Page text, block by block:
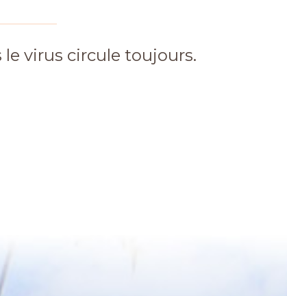
le virus circule toujours.